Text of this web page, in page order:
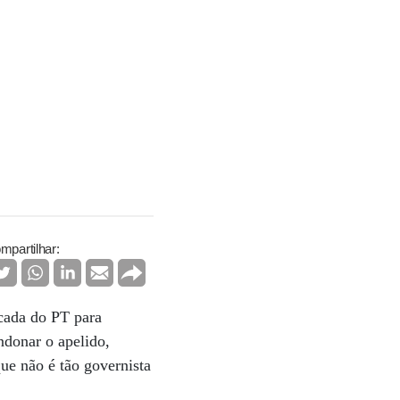
do PT para
o apelido,
não é tão governista